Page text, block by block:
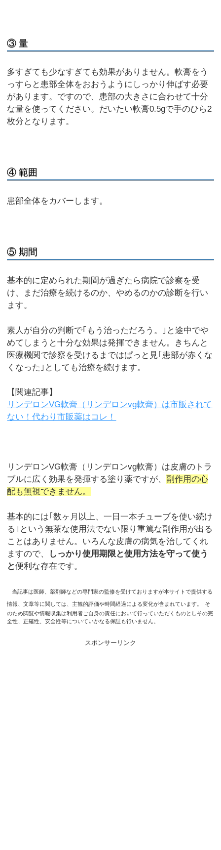
③ 量
多すぎても少なすぎても効果がありません。軟膏をう
っすらと患部全体をおおうようにしっかり伸ばす必要
があります。ですので、患部の大きさに合わせて十分
な量を使ってください。だいたい軟膏0.5gで手のひら2
枚分となります。
④ 範囲
患部全体をカバーします。
⑤ 期間
基本的に定められた期間が過ぎたら病院で診察を受
け、まだ治療を続けるのか、やめるのかの診断を行い
ます。
素人が自分の判断で｢もう治っただろう。｣と途中でや
めてしまうと十分な効果は発揮できません。きちんと
医療機関で診察を受けるまではぱっと見｢患部が赤くな
くなった｣としても治療を続けます。
【関連記事】
リンデロンVG軟膏（リンデロンvg軟膏）は市販されて
ない！代わり市販薬はコレ！
リンデロンVG軟膏（リンデロンvg軟膏）は皮膚のトラ
ブルに広く効果を発揮する塗り薬ですが、 副作用の心
配も無視できません。
基本的には｢数ヶ月以上、一日一本チューブを使い続け
る｣という無茶な使用法でない限り重篤な副作用が出る
ことはありません。いろんな皮膚の病気を治してくれ
ますので、
しっかり使用期限と使用方法を守って使う
と便利な存在です。
当記事は医師、薬剤師などの専門家の監修を受けておりますが本サイトで提供する
情報、文章等に関しては、主観的評価や時間経過による変化が含まれています。
そ
のため閲覧や情報収集は利用者ご自身の責任において行っていただくものとしその完
全性、正確性、安全性等についていかなる保証も行いません。
スポンサーリンク